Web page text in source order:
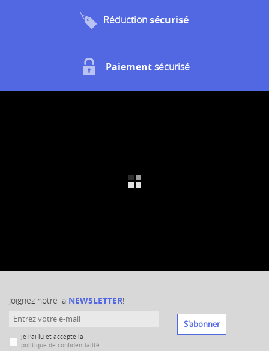
Réductionsécurisé
Paiementsécurisé
Joignez notre la NEWSLETTER!
Je l'ai lu et accepte la
politique de confidentialité
S'abonner